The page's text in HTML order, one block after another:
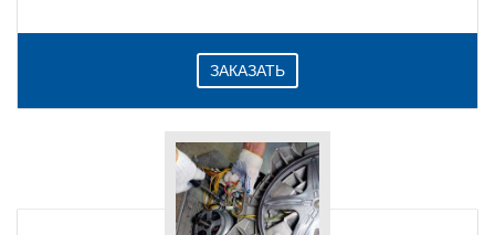
ЗАКАЗАТЬ